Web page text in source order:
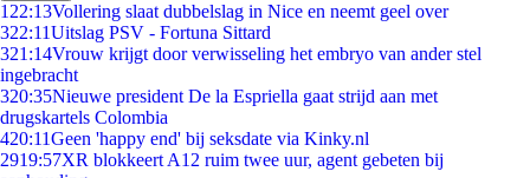
1 22:13Vollering slaat dubbelslag in Nice en neemt geel over
322:11Uitslag PSV - Fortuna Sittard
321:14Vrouw krijgt door verwisseling het embryo van ander stel
ingebracht
320:35Nieuwe president De la Espriella gaat strijd aan met
drugskartels Colombia
420:11Geen 'happy end' bij seksdate via Kinky.nl
2919:57XR blokkeert A12 ruim twee uur, agent gebeten bij